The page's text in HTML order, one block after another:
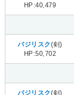
HP:40,479
バジリスク(剣)
HP:50,702
バジリスク(剣)